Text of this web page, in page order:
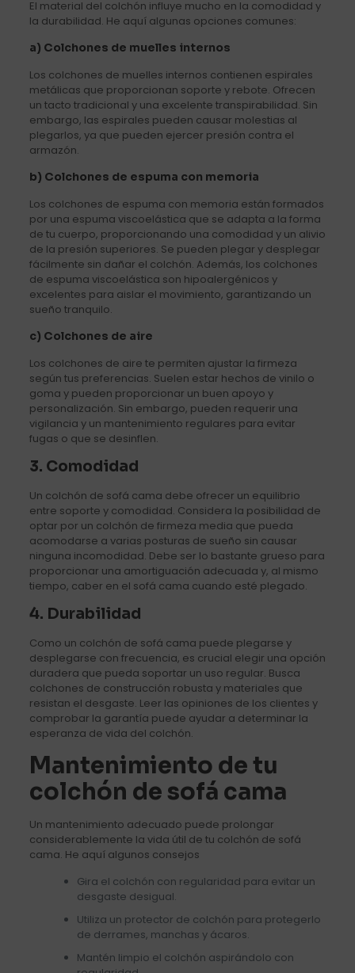
El material del colchón influye mucho en la comodidad y
la durabilidad. He aquí algunas opciones comunes:
a) Colchones de muelles internos
Los colchones de muelles internos contienen espirales
metálicas que proporcionan soporte y rebote. Ofrecen
un tacto tradicional y una excelente transpirabilidad. Sin
embargo, las espirales pueden causar molestias al
plegarlos, ya que pueden ejercer presión contra el
armazón.
b) Colchones de espuma con memoria
Los colchones de espuma con memoria están formados
por una espuma viscoelástica que se adapta a la forma
de tu cuerpo, proporcionando una comodidad y un alivio
de la presión superiores. Se pueden plegar y desplegar
fácilmente sin dañar el colchón. Además, los colchones
de espuma viscoelástica son hipoalergénicos y
excelentes para aislar el movimiento, garantizando un
sueño tranquilo.
c) Colchones de aire
Los colchones de aire te permiten ajustar la firmeza
según tus preferencias. Suelen estar hechos de vinilo o
goma y pueden proporcionar un buen apoyo y
personalización. Sin embargo, pueden requerir una
vigilancia y un mantenimiento regulares para evitar
fugas o que se desinflen.
3. Comodidad
Un colchón de sofá cama debe ofrecer un equilibrio
entre soporte y comodidad. Considera la posibilidad de
optar por un colchón de firmeza media que pueda
acomodarse a varias posturas de sueño sin causar
ninguna incomodidad. Debe ser lo bastante grueso para
proporcionar una amortiguación adecuada y, al mismo
tiempo, caber en el sofá cama cuando esté plegado.
4. Durabilidad
Como un colchón de sofá cama puede plegarse y
desplegarse con frecuencia, es crucial elegir una opción
duradera que pueda soportar un uso regular. Busca
colchones de construcción robusta y materiales que
resistan el desgaste. Leer las opiniones de los clientes y
comprobar la garantía puede ayudar a determinar la
esperanza de vida del colchón.
Mantenimiento de tu
colchón de sofá cama
Un mantenimiento adecuado puede prolongar
considerablemente la vida útil de tu colchón de sofá
cama. He aquí algunos consejos
Gira el colchón con regularidad para evitar un
desgaste desigual.
Utiliza un protector de colchón para protegerlo
de derrames, manchas y ácaros.
Mantén limpio el colchón aspirándolo con